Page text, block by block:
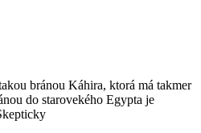
bránou Káhira, ktorá má takmer
do starovekého Egypta je